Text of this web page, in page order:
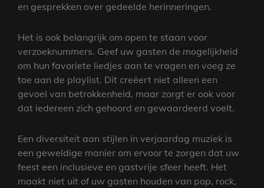
en gesprekken over gedeelde herinneringen.
Het is ook belangrijk om open te staan voor
verzoeknummers. Geef uw gasten de mogelijkheid
om hun favoriete liedjes aan te vragen en voeg ze
toe aan de playlist. Dit creëert niet alleen een
gevoel van betrokkenheid, maar zorgt er ook voor
dat iedereen zich gehoord en gewaardeerd voelt.
Een diversiteit aan stijlen in verjaardag muziek is
een geweldige manier om ervoor te zorgen dat uw
feest een inclusieve en gastvrije sfeer heeft. Het
maakt niet uit of uw gasten houden van pop, rock,